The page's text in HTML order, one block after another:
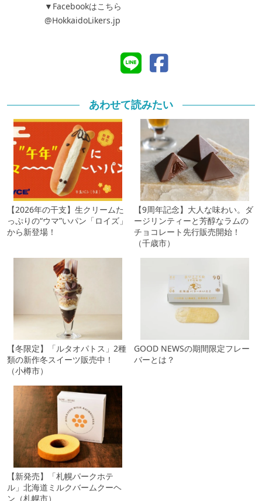
▼Facebookはこちら
@HokkaidoLikers.jp
あわせて読みたい
【2026年の干支】生クリームた
っぷりの“ウマ”いパン「ロイズ」
から新登場！
【9周年記念】大人な味わい。ダ
ージリンティーと芳醇なラムの
チョコレート先行販売開始！
（千歳市）
【冬限定】「ルタオパトス」2種
類の新作冬スイーツ販売中！
（小樽市）
GOOD NEWSの期間限定フレー
バーとは？
【新発売】「札幌パークホテ
ル」北海道ミルクバームクーヘ
ン（札幌市）